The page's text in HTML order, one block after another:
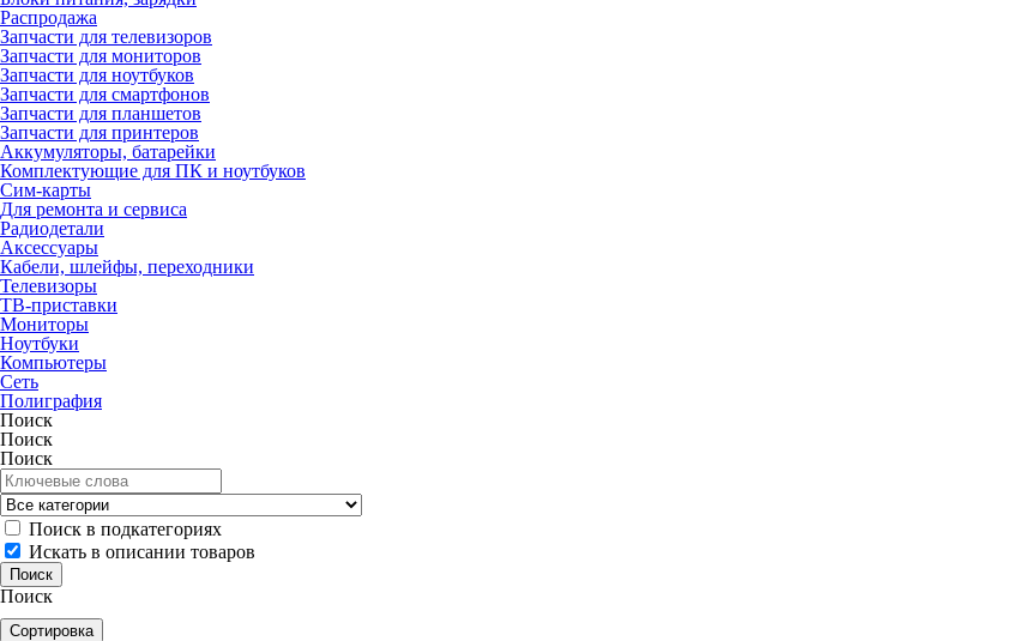
Распродажа
Запчасти для телевизоров
Запчасти для мониторов
Запчасти для ноутбуков
Запчасти для смартфонов
Запчасти для планшетов
Запчасти для принтеров
Аккумуляторы, батарейки
Комплектующие для ПК и ноутбуков
Сим-карты
Для ремонта и сервиса
Радиодетали
Аксессуары
Кабели, шлейфы, переходники
Телевизоры
ТВ-приставки
Мониторы
Ноутбуки
Компьютеры
Сеть
Полиграфия
Поиск
Поиск
Поиск
Поиск в подкатегориях
Искать в описании товаров
Поиск
Сортировка